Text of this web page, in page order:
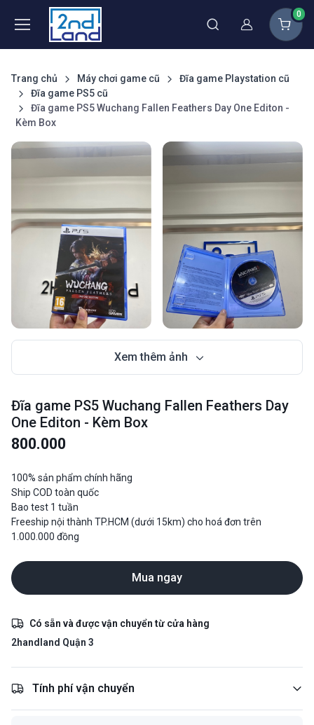
Thành viên
0
Trang chủ Máy chơi game cũ
Đĩa game Playstation cũ
Đĩa game PS5 cũ
Đĩa game PS5 Wuchang Fallen Feathers Day One Editon -
Kèm Box
Xem thêm ảnh
Đĩa game PS5 Wuchang Fallen Feathers Day
One Editon - Kèm Box
800.000
100% sản phẩm chính hãng
Ship COD toàn quốc
Bao test 1 tuần
Freeship nội thành TP.HCM (dưới 15km) cho hoá đơn trên
1.000.000 đồng
Mua ngay
Có sẵn và được vận chuyển từ cửa hàng
2handland Quận 3
Tính phí vận chuyển